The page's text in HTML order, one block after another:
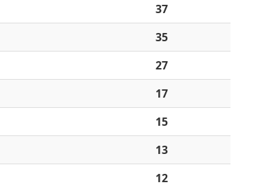
37
35
27
17
15
13
12